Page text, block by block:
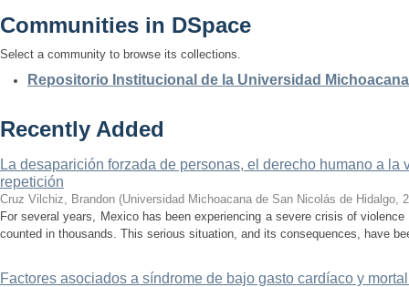
Communities in DSpace
Select a community to browse its collections.
Repositorio Institucional de la Universidad
Recently Added
La desaparición forzada de personas, el derecho humano a la
repetición
Cruz Vilchiz, Brandon (Universidad Michoacana de San Nicolás de Hidalgo,
For several years, Mexico has been experiencing a severe crisis of
counted in thousands. This serious situation, and its consequences, have
Factores asociados a síndrome de bajo gasto cardíaco y